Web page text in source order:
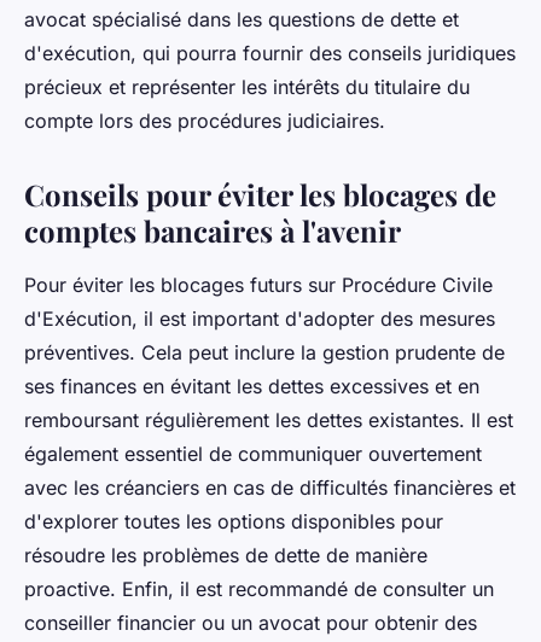
avocat spécialisé dans les questions de dette et
d'exécution, qui pourra fournir des conseils juridiques
précieux et représenter les intérêts du titulaire du
compte lors des procédures judiciaires.
Conseils pour éviter les blocages de
comptes bancaires à l'avenir
Pour éviter les blocages futurs sur Procédure Civile
d'Exécution, il est important d'adopter des mesures
préventives. Cela peut inclure la gestion prudente de
ses finances en évitant les dettes excessives et en
remboursant régulièrement les dettes existantes. Il est
également essentiel de communiquer ouvertement
avec les créanciers en cas de difficultés financières et
d'explorer toutes les options disponibles pour
résoudre les problèmes de dette de manière
proactive. Enfin, il est recommandé de consulter un
conseiller financier ou un avocat pour obtenir des